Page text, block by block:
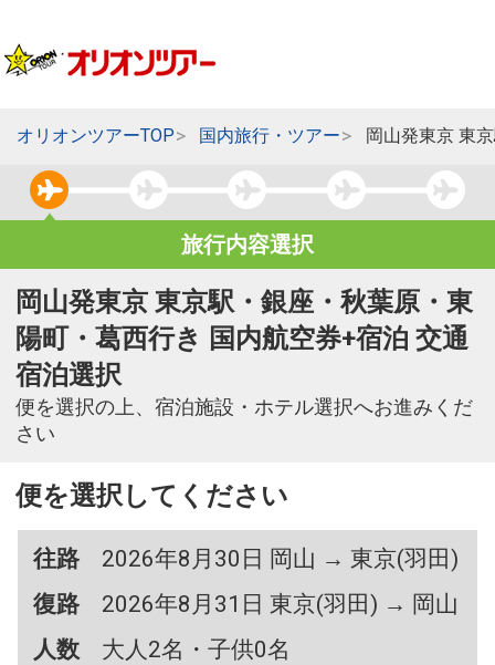
オリオンツアーTOP 国内旅行・ツアー 岡山発東京 東
旅行内容選択
岡山発東京 東京駅・銀座・秋葉原・東
陽町・葛西行き 国内航空券+宿泊 交通
宿泊選択
便を選択の上、宿泊施設・ホテル選択へお進みくだ
さい
便を選択してください
往路
2026年8月30日 岡山 → 東京(羽田)
復路
2026年8月31日 東京(羽田) → 岡山
人数
大人2名・子供0名